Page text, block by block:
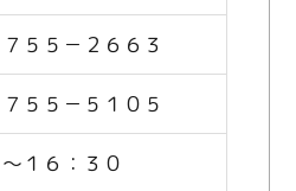
５５－２６６３
５５－５１０５
１６：３０